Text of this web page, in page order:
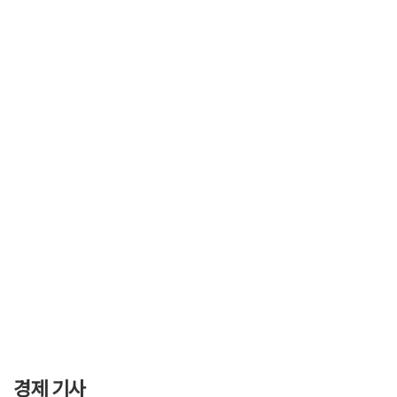
경제 기사